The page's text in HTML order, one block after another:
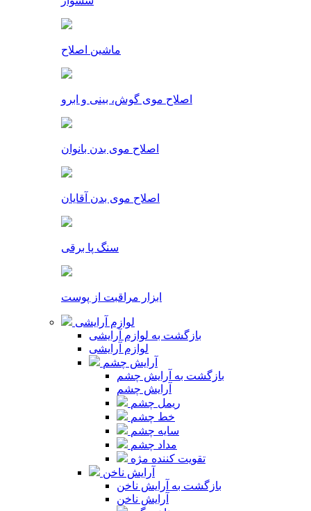
ماشین اصلاح
اصلاح موی گوش، بینی و ابرو
اصلاح موی بدن بانوان
اصلاح موی بدن آقایان
سنگ پا برقی
ابزار مراقبت از پوست
لوازم آرایشی
بازگشت به لوازم آرایشی
لوازم آرایشی
آرایش چشم
بازگشت به آرایش چشم
آرایش چشم
ریمل چشم
خط چشم
سایه چشم
مداد چشم
تقویت کننده مژه
آرایش ناخن
بازگشت به آرایش ناخن
آرایش ناخن